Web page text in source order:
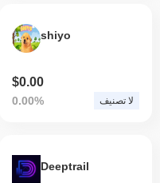
shiyo
$0.00
0.00% لا تصنيف
Deeptrail